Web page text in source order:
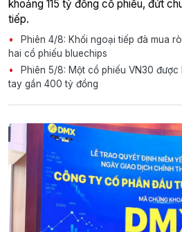
khoảng 115 tỷ đồng cổ phiếu, đứt
tiếp.
Phiên 4/8: Khối ngoại tiếp đà mua
hai cổ phiếu bluechips
Phiên 5/8: Một cổ phiếu VN30
tay gần 400 tỷ đồng